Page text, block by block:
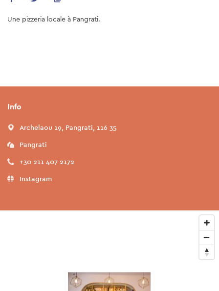
Une pizzeria locale à Pangrati.
Info
Archelaou 19, Pangrati, 116 35
Pangrati
+30 211 407 2172
Instagram